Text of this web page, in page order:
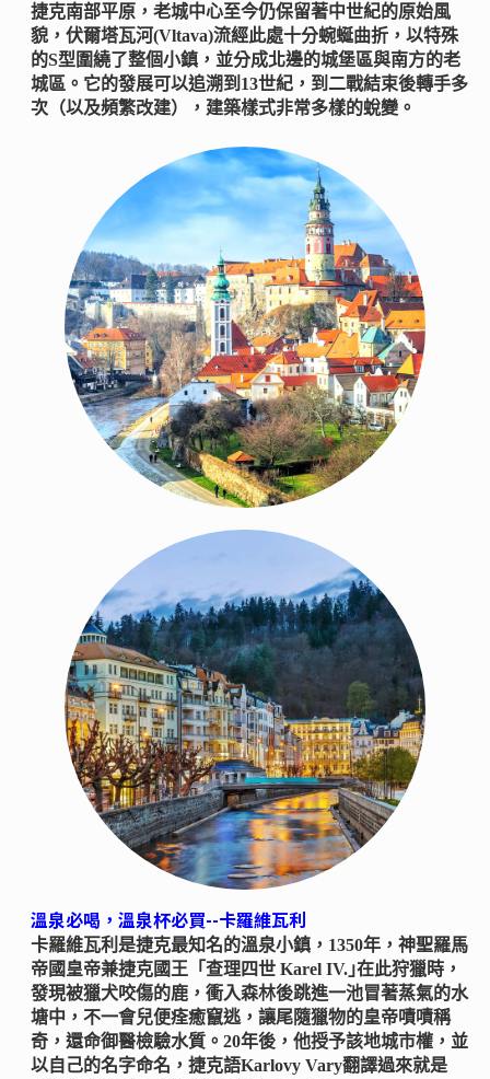
捷克南部平原，老城中心至今仍保留著中世紀的原始風
貌，伏爾塔瓦河(Vltava)流經此處十分蜿蜒曲折，以特殊
的S型圍繞了整個小鎮，並分成北邊的城堡區與南方的老
城區。它的發展可以追溯到13世紀，到二戰結束後轉手多
次（以及頻繁改建），建築樣式非常多樣的蛻變。
溫泉必喝，溫泉杯必買--卡羅維瓦利
卡羅維瓦利是捷克最知名的溫泉小鎮，1350年，神聖羅馬
帝國皇帝兼捷克國王「查理四世 Karel IV.｣在此狩獵時，
發現被獵犬咬傷的鹿，衝入森林後跳進一池冒著蒸氣的水
塘中，不一會兒便痊癒竄逃，讓尾隨獵物的皇帝嘖嘖稱
奇，還命御醫檢驗水質。20年後，他授予該地城市權，並
以自己的名字命名，捷克語Karlovy Vary翻譯過來就是